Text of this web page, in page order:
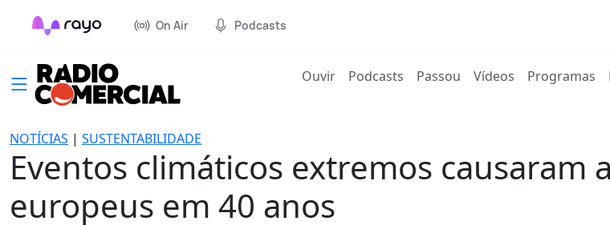
On Air Podcasts
Ouvir(current)
Podcasts Passou Vídeos Programas
NOTÍCIAS | SUSTENTABILIDADE
Eventos climáticos extremos causaram
europeus em 40 anos